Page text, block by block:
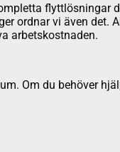
ordnar vi även
arbetskostnaden.
Om du behöver